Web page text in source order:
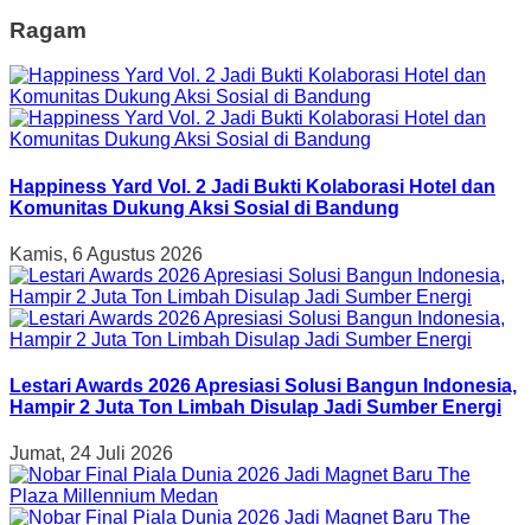
Ragam
Happiness Yard Vol. 2 Jadi Bukti Kolaborasi Hotel dan
Komunitas Dukung Aksi Sosial di Bandung
Kamis, 6 Agustus 2026
Lestari Awards 2026 Apresiasi Solusi Bangun Indonesia,
Hampir 2 Juta Ton Limbah Disulap Jadi Sumber Energi
Jumat, 24 Juli 2026